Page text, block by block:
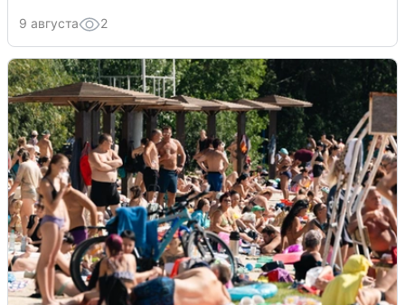
9 августа 2